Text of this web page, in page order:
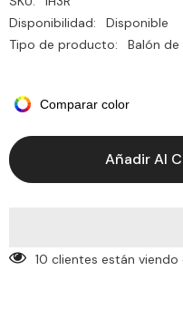
Disponibilidad:
Disponible
Tipo de producto:
Balón de
Comparar color
Añadir Al
10 clientes están